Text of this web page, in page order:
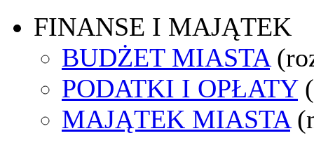
FINANSE I MAJĄTEK
BUDŻET MIASTA
PODATKI I OPŁATY
MAJĄTEK MIASTA